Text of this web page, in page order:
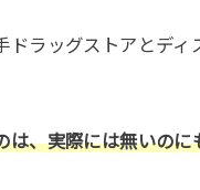
ドラッグストアとデ
は、実際には無いの